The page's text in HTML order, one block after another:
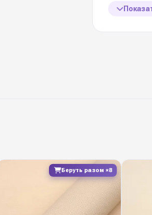
Diamond
складі в
маркетів.
Беруть разом ×8